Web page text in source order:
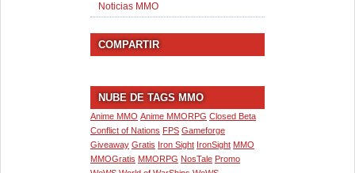
Noticias MMO
COMPARTIR
NUBE DE TAGS MMO
Anime MMO Anime MMORPG Closed Beta
Conflict of Nations FPS Gameforge
Giveaway Gratis Iron Sight IronSight MMO
MMOGratis MMORPG NosTale Promo